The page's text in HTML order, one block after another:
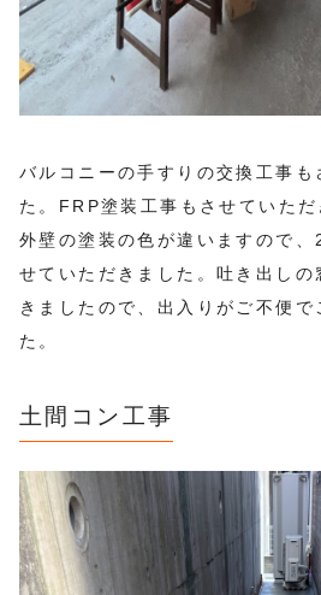
バルコニーの手すりの交換工事も
た。FRP塗装工事もさせていただ
外壁の塗装の色が違いますので、
せていただきました。吐き出し
きましたので、出入りがご不便で
た。
土間コン工事